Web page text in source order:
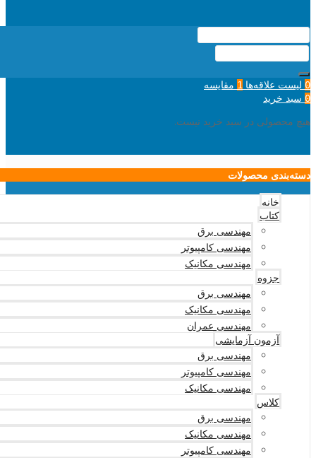
0 لیست علاقه‌ها 1 مقایسه
0 سبد خرید
هیچ محصولی در سبد خرید نیست.
دسته‌بندی محصولات
خانه
کتاب
مهندسی برق
مهندسی کامپیوتر
مهندسی مکانیک
جزوه
مهندسی برق
مهندسی مکانیک
مهندسی عمران
آزمون آزمایشی
مهندسی برق
مهندسی کامپیوتر
مهندسی مکانیک
کلاس
مهندسی برق
مهندسی مکانیک
مهندسی کامپیوتر